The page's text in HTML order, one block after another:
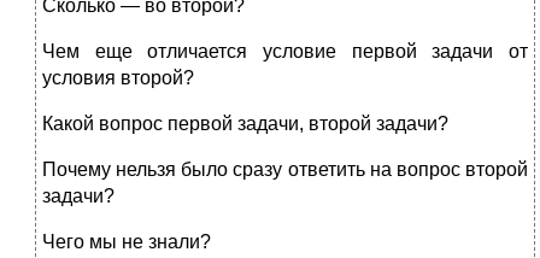
Сколько — во второй?
Чем еще отличается условие первой задачи от
условия второй?
Какой вопрос первой задачи, второй задачи?
Почему нельзя было сразу ответить на вопрос второй
задачи?
Чего мы не знали?